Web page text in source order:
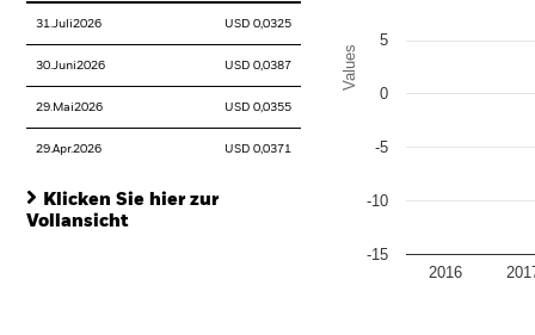
31.Juli2026 USD 0,0325
30.Juni2026 USD 0,0387
29.Mai2026 USD 0,0355
29.Apr.2026 USD 0,0371
Klicken Sie hier zur
Vollansicht
Values
2016
-15
-10
-5
0
5